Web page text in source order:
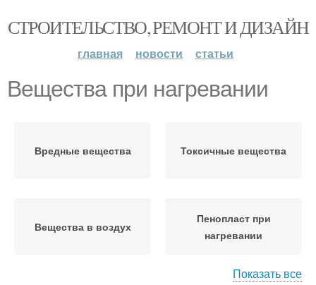
СТРОИТЕЛЬСТВО, РЕМОНТ И ДИЗАЙН
главная новости статьи
Вещества при нагревании
Вредные вещества Токсичные вещества
Вещества в воздух
Пенопласт при
нагревании
Показать все